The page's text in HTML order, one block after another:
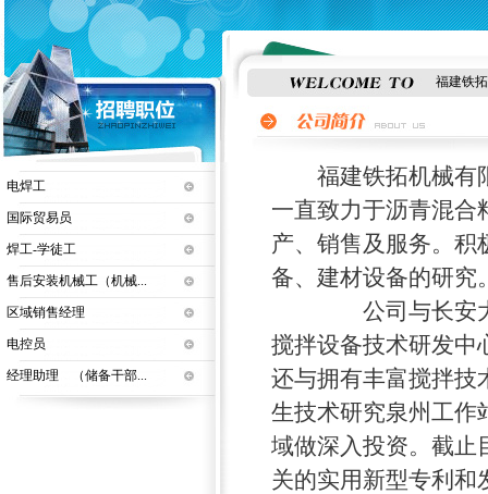
电焊工
国际贸易员
焊工-学徒工
售后安装机械工（机械...
区域销售经理
电控员
经理助理 （储备干部...
福建铁
福建铁拓机械有限
一直致力于沥青混合
产、销售及服务。积
备、建材设备的研究
公司与长安大学
搅拌设备技术研发中
还与拥有丰富搅拌技
生技术研究泉州工作
域做深入投资。截止
关的实用新型专利和